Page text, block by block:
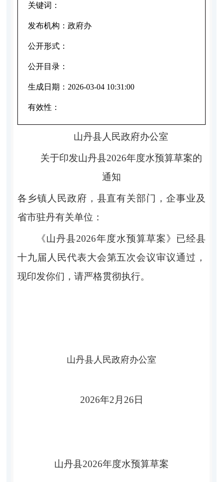
关键词：
发布机构： 政府办
公开形式：
公开目录：
生成日期： 2026-03-04 10:31:00
有效性：
山丹县人民政府办公室
关于印发山丹县2026年度水预算草案的
通知
各乡镇人民政府，县直有关部门，企事业及
省市驻丹有关单位：
《山丹县2026年度水预算草案》 已经县
十九届 人民代表大会第五次会议审议通过，
现印发你们，请严格贯彻执行。
山丹县人民政府办公室
2026年2 月 26日
山丹县2026年度水预算草案